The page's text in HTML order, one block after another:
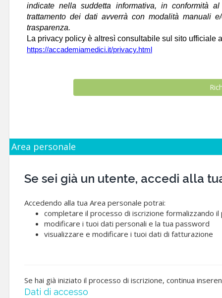
indicate nella suddetta informativa, in conformità
trattamento dei dati avverrà con modalità manuali
trasparenza.
La privacy policy è altresì consultabile sul sito ufficiale
https://accademiamedici.it/privacy.html
Area personale
Se sei già un utente, accedi alla tua
Accedendo alla tua Area personale potrai:
completare il processo di iscrizione formalizzando
modificare i tuoi dati personali e la tua password
visualizzare e modificare i tuoi dati di fatturazione
Se hai già iniziato il processo di iscrizione, continua
Dati di accesso